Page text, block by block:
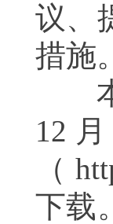
议、
措施。
本
12
（
下载